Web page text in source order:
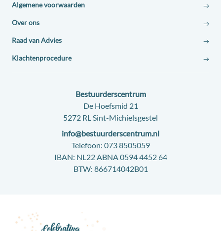
Algemene voorwaarden
Over ons
Raad van Advies
Klachtenprocedure
Contact:
Bestuurderscentrum
Adres:
De Hoefsmid 21
5272 RL Sint-Michielsgestel
E-
mail:
info@bestuurderscentrum.nl
Telefoon: 073 8505059
IBAN: NL22 ABNA 0594 4452 64
BTW: 866714042B01